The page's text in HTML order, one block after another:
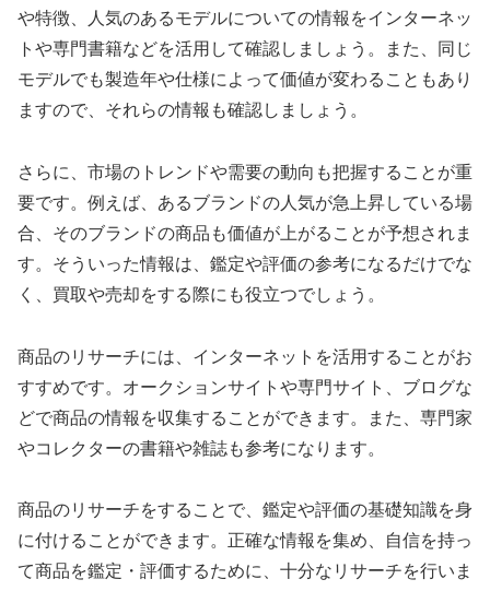
や特徴、人気のあるモデルについての情報をインターネッ
トや専門書籍などを活用して確認しましょう。また、同じ
モデルでも製造年や仕様によって価値が変わることもあり
ますので、それらの情報も確認しましょう。
さらに、市場のトレンドや需要の動向も把握することが重
要です。例えば、あるブランドの人気が急上昇している場
合、そのブランドの商品も価値が上がることが予想されま
す。そういった情報は、鑑定や評価の参考になるだけでな
く、買取や売却をする際にも役立つでしょう。
商品のリサーチには、インターネットを活用することがお
すすめです。オークションサイトや専門サイト、ブログな
どで商品の情報を収集することができます。また、専門家
やコレクターの書籍や雑誌も参考になります。
商品のリサーチをすることで、鑑定や評価の基礎知識を身
に付けることができます。正確な情報を集め、自信を持っ
て商品を鑑定・評価するために、十分なリサーチを行いま